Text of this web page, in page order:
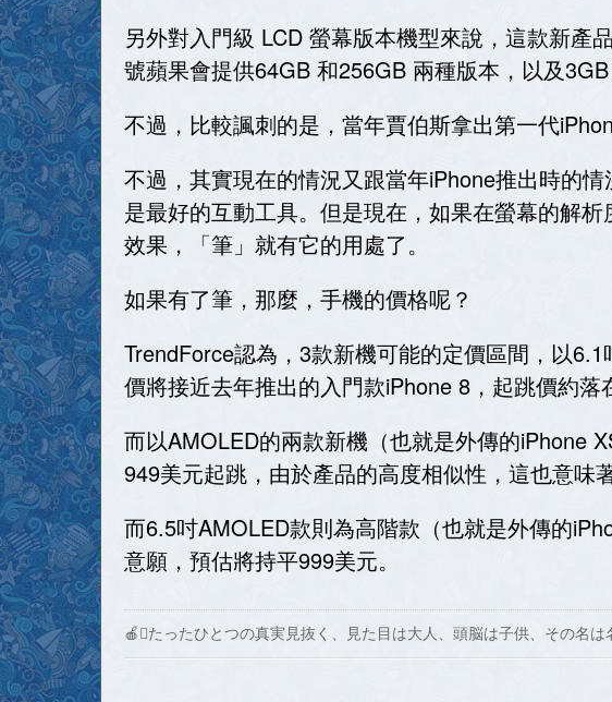
另外對入門級 LCD 螢幕版本機型來說，這款新產
號蘋果會提供64GB 和256GB 兩種版本，以及
不過，比較諷刺的是，當年賈伯斯拿出第一代
不過，其實現在的情況又跟當年iPhone推出時的
是最好的互動工具。但是現在，如果在螢幕的解
效果，「筆」就有它的用處了。
如果有了筆，那麼，手機的價格呢？
TrendForce認為，3款新機可能的定價區間，以
價將接近去年推出的入門款iPhone 8，起跳價約落
而以AMOLED的兩款新機（也就是外傳的iPhone
949美元起跳，由於產品的高度相似性，這也意味
而6.5吋AMOLED款則為高階款（也就是外傳的
意願，預估將持平999美元。
🍎たったひとつの真実見抜く、見た目は大人、頭脳は子供、その名は